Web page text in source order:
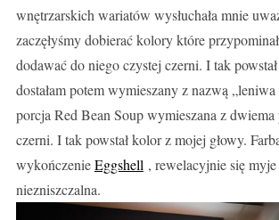
wnętrzarskich wariatów wysłuchała mnie
zaczęłyśmy dobierać kolory które
dodawać do niego czystej czerni. I tak
dostałam potem wymieszany z nazwą
porcja Red Bean Soup wymieszana z
czerni. I tak powstał kolor z mojej głowy.
wykończenieEggshell , rewelacyjnie się
niezniszczalna.